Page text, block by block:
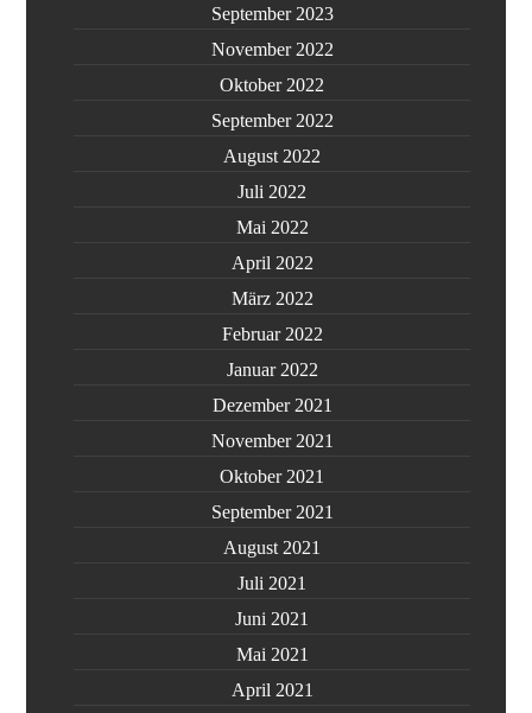
September 2023
November 2022
Oktober 2022
September 2022
August 2022
Juli 2022
Mai 2022
April 2022
März 2022
Februar 2022
Januar 2022
Dezember 2021
November 2021
Oktober 2021
September 2021
August 2021
Juli 2021
Juni 2021
Mai 2021
April 2021